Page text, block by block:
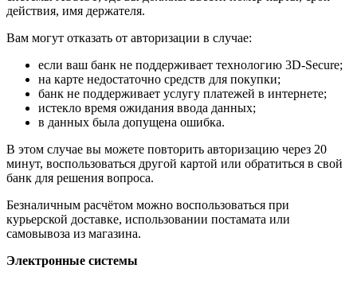
действия, имя держателя.
Вам могут отказать от авторизации в случае:
если ваш банк не поддерживает технологию 3D-Secure;
на карте недостаточно средств для покупки;
банк не поддерживает услугу платежей в интернете;
истекло время ожидания ввода данных;
в данных была допущена ошибка.
В этом случае вы можете повторить авторизацию через 20
минут, воспользоваться другой картой или обратиться в свой
банк для решения вопроса.
Безналичным расчётом можно воспользоваться при
курьерской доставке, использовании постамата или
самовывоза из магазина.
Электронные системы